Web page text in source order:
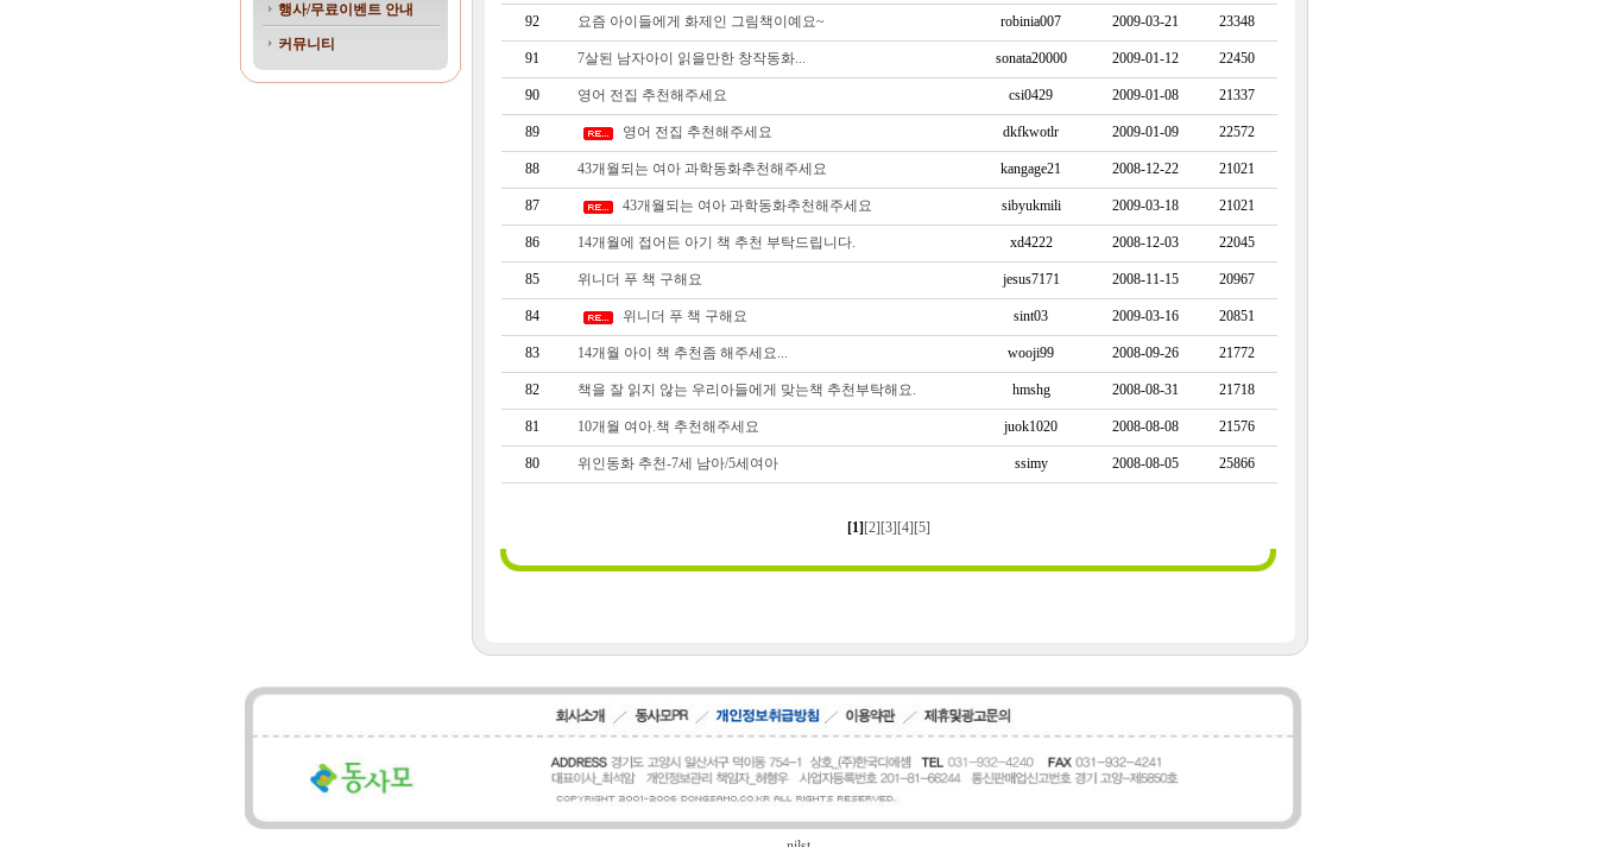
행사/무료이벤트 안내
커뮤니티
92 요즘 아이들에게 화제인 그림책이예요~ robinia007 2009-03-21 23348
91 7살된 남자아이 읽을만한 창작동화... sonata20000 2009-01-12 22450
90 영어 전집 추천해주세요 csi0429 2009-01-08 21337
89 영어 전집 추천해주세요 dkfkwotlr 2009-01-09 22572
88 43개월되는 여아 과학동화추천해주세요 kangage21 2008-12-22 21021
87 43개월되는 여아 과학동화추천해주세요 sibyukmili 2009-03-18 21021
86 14개월에 접어든 아기 책 추천 부탁드립니다. xd4222 2008-12-03 22045
85 위니더 푸 책 구해요 jesus7171 2008-11-15 20967
84 위니더 푸 책 구해요 sint03 2009-03-16 20851
83 14개월 아이 책 추천좀 해주세요... wooji99 2008-09-26 21772
82 책을 잘 읽지 않는 우리아들에게 맞는책 추천부탁해요. hmshg 2008-08-31 21718
81 10개월 여아.책 추천해주세요 juok1020 2008-08-08 21576
80 위인동화 추천-7세 남아/5세여아 ssimy 2008-08-05 25866
[1] [2] [3] [4] [5]